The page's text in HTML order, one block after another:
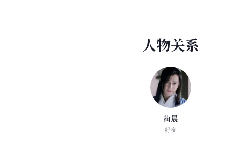
人物关系
蔺晨
好友